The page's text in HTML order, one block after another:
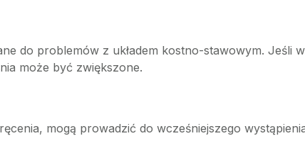
do problemów z układem kostno-stawowym. Jeśli
może być zwiększone.
mogą prowadzić do wcześniejszego